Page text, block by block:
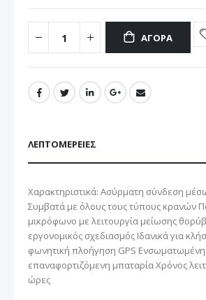
ΑΓΟΡΆ
ΛΕΠΤΟΜΈΡΕΙΕΣ
Χαρακτηριστικά: Ασύρματη σύνδεση
Συμβατά με όλους τους τύπους κρανών
μικρόφωνο με λειτουργία μείωσης
εργονομικός σχεδιασμός Ιδανικά για
φωνητική πλοήγηση GPS Ενσωματωμένη
επαναφορτιζόμενη μπαταρία Χρόνος
ώρες